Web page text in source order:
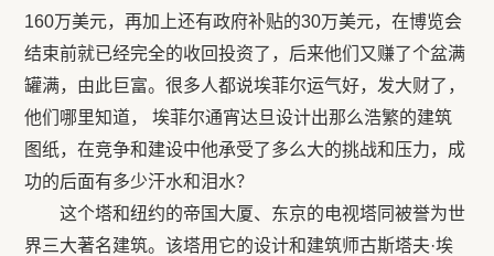
160万美元，再加上还有政府补贴的30万美元，在博览会
结束前就已经完全的收回投资了，后来他们又赚了个盆满
罐满，由此巨富。很多人都说埃菲尔运气好，发大财了，
他们哪里知道， 埃菲尔通宵达旦设计出那么浩繁的建筑
图纸，在竞争和建设中他承受了多么大的挑战和压力，成
功的后面有多少汗水和泪水？
这个塔和纽约的帝国大厦、东京的电视塔同被誉为世
界三大著名建筑。该塔用它的设计和建筑师古斯塔夫·埃